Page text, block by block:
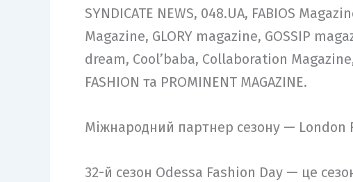
SYNDICATE NEWS, 048.UA, FABIOS
Magazine, GLORY magazine, GOSSIP
dream, Cool’baba, Collaboration
FASHION та PROMINENT MAGAZINE.
Міжнародний партнер сезону — London
32-й сезон Odessa Fashion Day — це